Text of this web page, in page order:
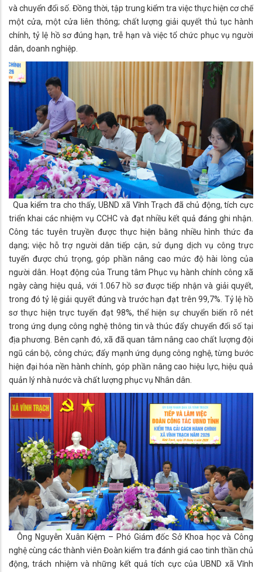
và chuyển đổi số. Đồng thời, tập trung kiểm tra việc thực hiện cơ chế
một cửa, một cửa liên thông; chất lượng giải quyết thủ tục hành
chính, tỷ lệ hồ sơ đúng hạn, trễ hạn và việc tổ chức phục vụ người
dân, doanh nghiệp.
Qua kiểm tra cho thấy, UBND xã Vĩnh Trạch đã chủ động, tích cực
triển khai các nhiệm vụ CCHC và đạt nhiều kết quả đáng ghi nhận.
Công tác tuyên truyền được thực hiện bằng nhiều hình thức đa
dạng; việc hỗ trợ người dân tiếp cận, sử dụng dịch vụ công trực
tuyến được chú trọng, góp phần nâng cao mức độ hài lòng của
người dân. Hoạt động của Trung tâm Phục vụ hành chính công xã
ngày càng hiệu quả, với 1.067 hồ sơ được tiếp nhận và giải quyết,
trong đó tỷ lệ giải quyết đúng và trước hạn đạt trên 99,7%. Tỷ lệ hồ
sơ thực hiện trực tuyến đạt 98%, thể hiện sự chuyển biến rõ nét
trong ứng dụng công nghệ thông tin và thúc đẩy chuyển đổi số tại
địa phương. Bên cạnh đó, xã đã quan tâm nâng cao chất lượng đội
ngũ cán bộ, công chức; đẩy mạnh ứng dụng công nghệ, từng bước
hiện đại hóa nền hành chính, góp phần nâng cao hiệu lực, hiệu quả
quản lý nhà nước và chất lượng phục vụ Nhân dân.
Ông Nguyễn Xuân Kiệm – Phó Giám đốc Sở Khoa học và Công
nghệ cùng các thành viên Đoàn kiểm tra đánh giá cao tinh thần chủ
động, trách nhiệm và những kết quả tích cực của UBND xã Vĩnh